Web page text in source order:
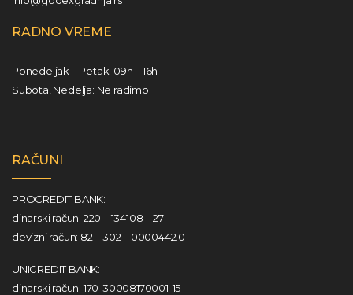
RADNO VREME
Ponedeljak – Petak: 09h – 16h
Subota, Nedelja: Ne radimo
RAČUNI
PROCREDIT BANK:
dinarski račun: 220 – 134108 – 27
devizni račun: 82 – 302 – 0000442.0
UNICREDIT BANK:
dinarski račun: 170-30008170001-15